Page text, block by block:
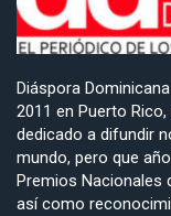
Diáspora
2011 en Puerto
dedicado a difundir
mundo, pero que
Premios Nacionales
así como